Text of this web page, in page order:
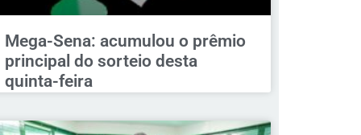
Mega-Sena: acumulou o prêmio
principal do sorteio desta
quinta-feira